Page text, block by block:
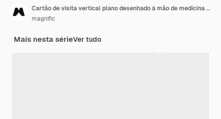
Cartão de visita vertical plano desenhado à mão de medicina estética com foto
magnific
Mais nesta sérieVer tudo